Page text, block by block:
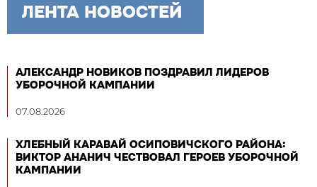
ЛЕНТА НОВОСТЕЙ
АЛЕКСАНДР НОВИКОВ ПОЗДРАВИЛ ЛИДЕРОВ
УБОРОЧНОЙ КАМПАНИИ
07.08.2026
ХЛЕБНЫЙ КАРАВАЙ ОСИПОВИЧСКОГО РАЙОНА:
ВИКТОР АНАНИЧ ЧЕСТВОВАЛ ГЕРОЕВ УБОРОЧНОЙ
КАМПАНИИ